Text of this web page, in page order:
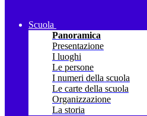
Scuola
Panoramica
Presentazione
I luoghi
Le persone
I numeri della scuola
Le carte della scuola
Organizzazione
La storia